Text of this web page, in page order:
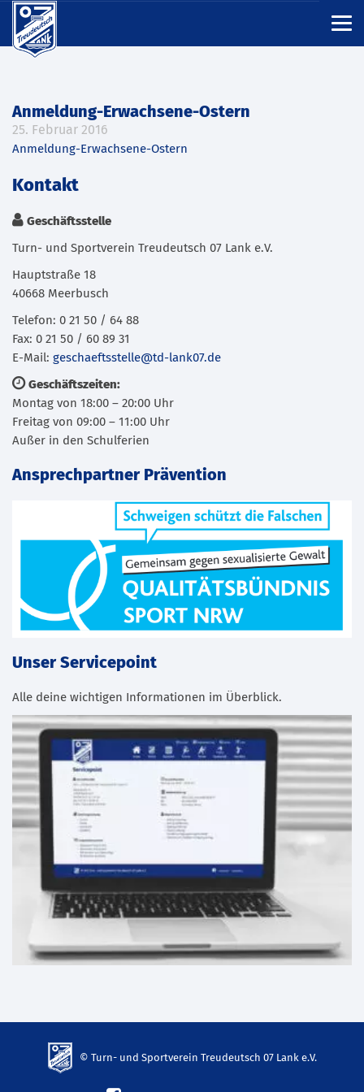
Anmeldung-Erwachsene-Ostern
25. Februar 2016
Anmeldung-Erwachsene-Ostern
Kontakt
Geschäftsstelle
Turn- und Sportverein Treudeutsch 07 Lank e.V.
Hauptstraße 18
40668 Meerbusch
Telefon: 0 21 50 / 64 88
Fax: 0 21 50 / 60 89 31
E-Mail: geschaeftsstelle@td-lank07.de
Geschäftszeiten:
Montag von 18:00 – 20:00 Uhr
Freitag von 09:00 – 11:00 Uhr
Außer in den Schulferien
Ansprechpartner Prävention
Unser Servicepoint
Alle deine wichtigen Informationen im Überblick.
© Turn- und Sportverein Treudeutsch 07 Lank e.V.